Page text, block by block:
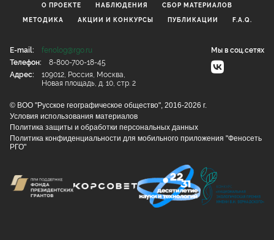
О ПРОЕКТЕ НАБЛЮДЕНИЯ CБОР МАТЕРИАЛОВ
МЕТОДИКА АКЦИИ И КОНКУРСЫ ПУБЛИКАЦИИ F.A.Q.
Мы в соц.сетях
E-mail:
fenolog@rgo.ru
Телефон:
8-800-700-18-45
Адрес:
109012, Россия, Москва,
Новая площадь, д. 10, стр. 2
© ВОО "Русское географическое общество", 2016-2026 г.
Условия использования материалов
Политика защиты и обработки персональных данных
Политика конфиденциальности для мобильного приложения "Феносеть
РГО"